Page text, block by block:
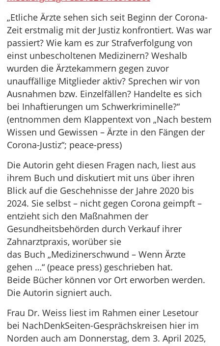
„Etliche Ärzte sehen sich seit Beginn der Corona-
Zeit erstmalig mit der Justiz konfrontiert. Was war
passiert? Wie kam es zur Strafverfolgung von
einst unbescholtenen Medizinern? Weshalb
wurden die Ärztekammern gegen zuvor
unauffällige Mitglieder aktiv? Sprechen wir von
Ausnahmen bzw. Einzelfällen? Handelte es sich
bei Inhaftierungen um Schwerkriminelle?“
(entnommen dem Klappentext von „Nach bestem
Wissen und Gewissen – Ärzte in den Fängen der
Corona-Justiz“; peace-press)
Die Autorin geht diesen Fragen nach, liest aus
ihrem Buch und diskutiert mit uns über ihren
Blick auf die Geschehnisse der Jahre 2020 bis
2024. Sie selbst – nicht gegen Corona geimpft –
entzieht sich den Maßnahmen der
Gesundheitsbehörden durch Verkauf ihrer
Zahnarztpraxis, worüber sie
das Buch „Medizinerschwund – Wenn Ärzte
gehen …“ (peace press) geschrieben hat.
Beide Bücher können vor Ort erworben werden.
Die Autorin signiert auch.
Frau Dr. Weiss liest im Rahmen einer Lesetour
bei NachDenkSeiten-Gesprächskreisen hier im
Norden auch am Donnerstag, dem 3. April 2025,